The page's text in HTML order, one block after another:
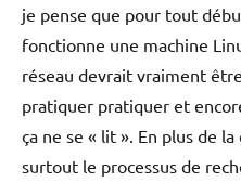
je pense que pour tout
fonctionne une machine
réseau devrait vraiment
pratiquer pratiquer et
ça ne se « lit ». En plus de
surtout le processus de